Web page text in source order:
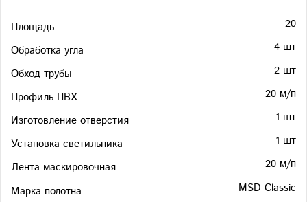
Площадь
20
Обработка угла
4 шт
Обход трубы
2 шт
Профиль ПВХ
20 м/п
Изготовление отверстия
1 шт
Установка светильника
1 шт
Лента маскировочная
20 м/п
Марка полотна
MSD Classic